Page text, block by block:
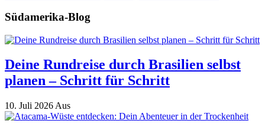
Südamerika-Blog
Deine Rundreise durch Brasilien selbst
planen – Schritt für Schritt
10. Juli 2026 Aus